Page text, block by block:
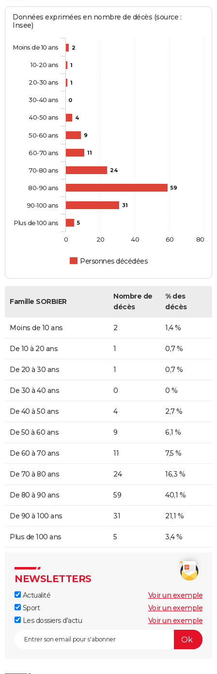
Données exprimées en nombre de décès (source :
Insee)
2
1
1
0
4
9
11
24
59
31
5
Personnes décédées
Moins de 10 ans
10-20 ans
20-30 ans
30-40 ans
40-50 ans
50-60 ans
60-70 ans
70-80 ans
80-90 ans
90-100 ans
Plus de 100 ans
0 20 40 60 80
Famille SORBIER
Nombre de
décès
% des
décès
Moins de 10 ans 2 1,4 %
De 10 à 20 ans 1 0,7 %
De 20 à 30 ans 1 0,7 %
De 30 à 40 ans 0 0 %
De 40 à 50 ans 4 2,7 %
De 50 à 60 ans 9 6,1 %
De 60 à 70 ans 11 7,5 %
De 70 à 80 ans 24 16,3 %
De 80 à 90 ans 59 40,1 %
De 90 à 100 ans 31 21,1 %
Plus de 100 ans 5 3,4 %
NEWSLETTERS
Actualité
Voir un exemple
Sport
Voir un exemple
Les dossiers d'actu
Voir un exemple